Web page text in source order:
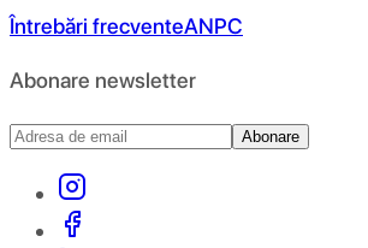
Întrebări frecventeANPC
Abonare newsletter
Abonare